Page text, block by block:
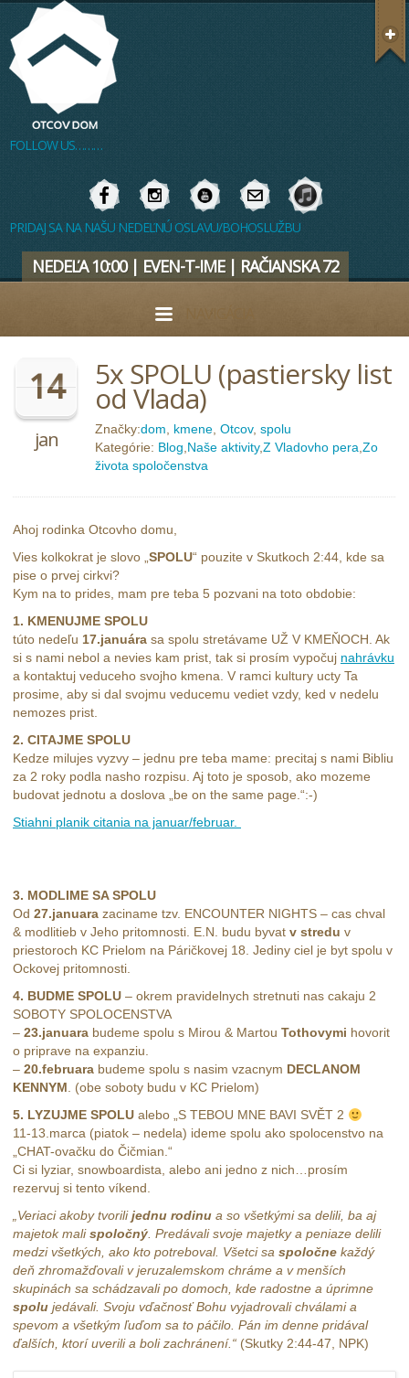
FOLLOW US………
PRIDAJ SA NA NAŠU NEDEĽNÚ OSLAVU/BOHOSLUŽBU
NEDEĽA 10:00 | EVEN-T-IME | RAČIANSKA 72
14
jan
5x SPOLU (pastiersky list
od Vlada)
Značky:dom, kmene, Otcov, spolu
Kategórie: Blog,Naše aktivity,Z Vladovho pera,Zo
života spoločenstva
Ahoj rodinka Otcovho domu,
Vies kolkokrat je slovo „SPOLU“ pouzite v Skutkoch 2:44, kde sa
pise o prvej cirkvi?
Kym na to prides, mam pre teba 5 pozvani na toto obdobie:
1. KMENUJME SPOLU
túto nedeľu 17.januára sa spolu stretávame UŽ V KMEŇOCH. Ak
si s nami nebol a nevies kam prist, tak si prosím vypočuj nahrávku
a kontaktuj veduceho svojho kmena. V ramci kultury ucty Ta
prosime, aby si dal svojmu veducemu vediet vzdy, ked v nedelu
nemozes prist.
2. CITAJME SPOLU
Kedze milujes vyzvy – jednu pre teba mame: precitaj s nami Bibliu
za 2 roky podla nasho rozpisu. Aj toto je sposob, ako mozeme
budovat jednotu a doslova „be on the same page.“:-)
Stiahni planik citania na januar/februar.
3. MODLIME SA SPOLU
Od 27.januara zaciname tzv. ENCOUNTER NIGHTS – cas chval
& modlitieb v Jeho pritomnosti. E.N. budu byvat v stredu v
priestoroch KC Prielom na Páričkovej 18. Jediny ciel je byt spolu v
Ockovej pritomnosti.
4. BUDME SPOLU – okrem pravidelnych stretnuti nas cakaju 2
SOBOTY SPOLOCENSTVA
– 23.januara budeme spolu s Mirou & Martou Tothovymi hovorit
o priprave na expanziu.
– 20.februara budeme spolu s nasim vzacnym DECLANOM
KENNYM. (obe soboty budu v KC Prielom)
5. LYZUJME SPOLU alebo „S TEBOU MNE BAVI SVĚT 2
11-13.marca (piatok – nedela) ideme spolu ako spolocenstvo na
„CHAT-ovačku do Čičmian.“
Ci si lyziar, snowboardista, alebo ani jedno z nich…prosím
rezervuj si tento víkend.
„Veriaci akoby tvorilijednu rodinu a so všetkými sa delili, ba aj
majetok malispoločný. Predávali svoje majetky a peniaze delili
medzi všetkých, ako kto potreboval. Všetci sa spoločne každý
deň zhromažďovali v jeruzalemskom chráme a v menších
skupinách sa schádzavali po domoch, kde radostne a úprimne
spolu jedávali. Svoju vďačnosť Bohu vyjadrovali chválami a
spevom a všetkým ľuďom sa to páčilo. Pán im denne pridával
ďalších, ktorí uverili a boli zachránení.“ (Skutky 2:44-47, NPK)